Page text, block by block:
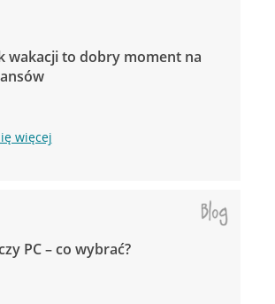
wakacji to dobry moment na
więcej
PC – co wybrać?